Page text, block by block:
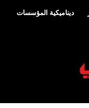
ديناميكية المؤسسات